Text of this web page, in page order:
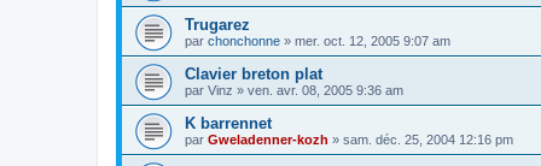
Trugarez
par chonchonne » mer. oct. 12, 2005 9:07 am
Clavier breton plat
par Vinz » ven. avr. 08, 2005 9:36 am
K barrennet
par Gweladenner-kozh » sam. déc. 25, 2004 12:16 pm